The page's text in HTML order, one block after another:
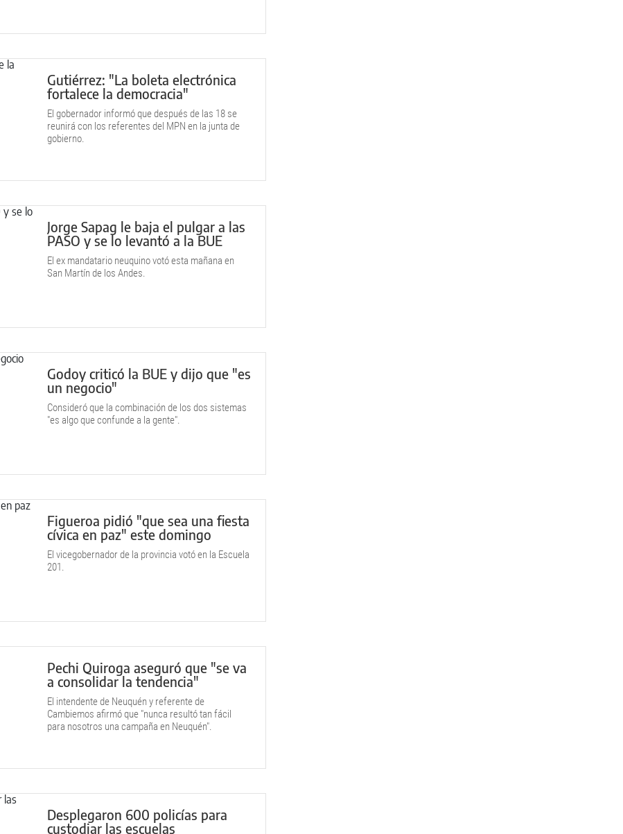
Gutiérrez: "La boleta electrónica
fortalece la democracia"
El gobernador informó que después de las 18 se
reunirá con los referentes del MPN en la junta de
gobierno.
Jorge Sapag le baja el pulgar a las
PASO y se lo levantó a la BUE
El ex mandatario neuquino votó esta mañana en
San Martín de los Andes.
Godoy criticó la BUE y dijo que "es
un negocio"
Consideró que la combinación de los dos sistemas
"es algo que confunde a la gente".
Figueroa pidió "que sea una fiesta
cívica en paz" este domingo
El vicegobernador de la provincia votó en la Escuela
201.
Pechi Quiroga aseguró que "se va
a consolidar la tendencia"
El intendente de Neuquén y referente de
Cambiemos afirmó que "nunca resultó tan fácil
para nosotros una campaña en Neuquén".
Desplegaron 600 policías para
custodiar las escuelas